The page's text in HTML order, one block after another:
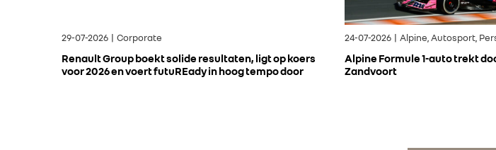
29-07-2026 | Corporate
Renault Group boekt solide resultaten, ligt op koers
voor 2026 en voert futuREady in hoog tempo door
24-07-2026 | Alpine, Autosport,
Alpine Formule 1-auto trekt
Zandvoort